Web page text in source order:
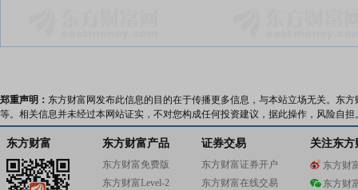
郑重声明： 东方财富网发布此信息的目的在于传播更多信息，与本站立场无关。东
等。相关信息并未经过本网站证实，不对您构成任何投资建议，据此操作，风险自担